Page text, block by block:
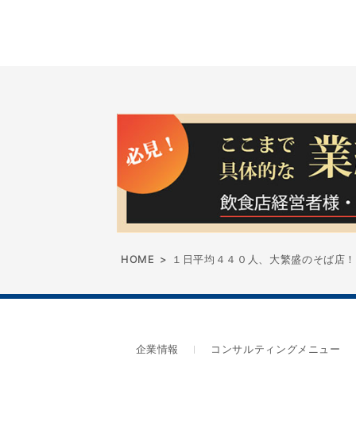
HOME > １日平均４４０人、大繁盛のそば店！
企業情報 コンサルティングメニュー